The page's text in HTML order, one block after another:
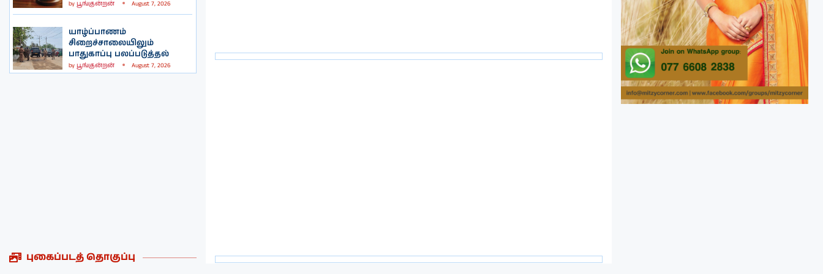
by பூங்குன்றன் August 7, 2026
யாழ்ப்பாணம்
சிறைச்சாலையிலும்
பாதுகாப்பு பலப்படுத்தல்
by பூங்குன்றன் August 7, 2026
புகைப்படத் தொகுப்பு